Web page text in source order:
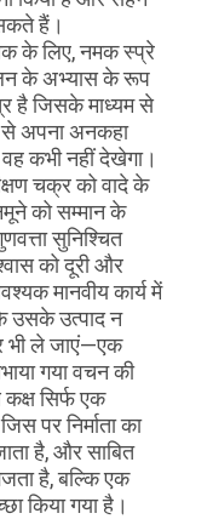
हैं।
के लिए, नमक स्प्रे
के अभ्यास के रूप
है जिसके माध्यम से
से अपना अनकहा
कभी नहीं देखेगा।
चक्र को वादे के
को सम्मान के
सुनिश्चित
को दूरी और
मानवीय कार्य में
उसके उत्पाद न
भी ले जाएं—एक
गया वचन की
सिर्फ एक
पर निर्माता का
है, और साबित
है, बल्कि एक
किया गया है।